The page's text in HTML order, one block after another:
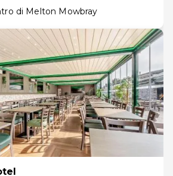
di Melton Mowbray